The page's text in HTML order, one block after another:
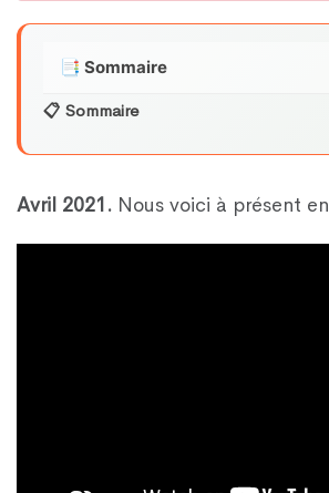
📋 Sommaire
Avril 2021. Nous voici à présent